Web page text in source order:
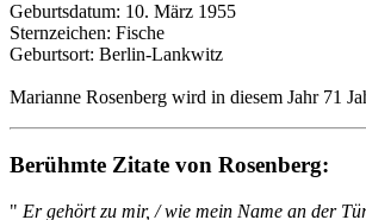
Geburtsdatum: 10. März 1955
Sternzeichen: Fische
Geburtsort: Berlin-Lankwitz
Marianne Rosenberg wird in diesem Jahr 71
Berühmte Zitate von Rosenberg:
" Er gehört zu mir, / wie mein Name an der